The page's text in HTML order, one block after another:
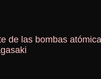
de las bombas